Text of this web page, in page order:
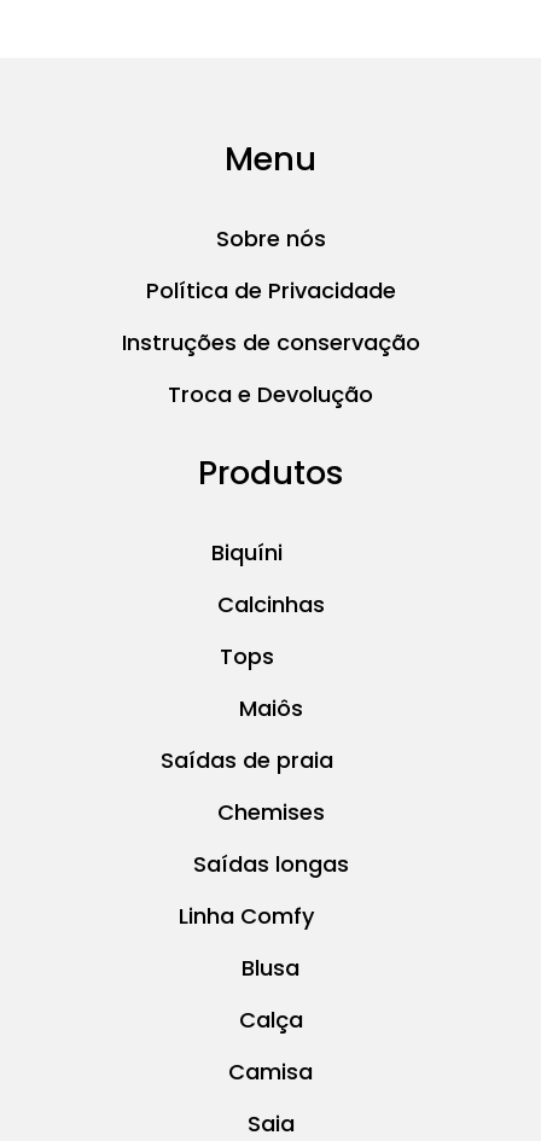
Menu
Sobre nós
Política de Privacidade
Instruções de conservação
Troca e Devolução
Produtos
Biquíni
Calcinhas
Tops
Maiôs
Saídas de praia
Chemises
Saídas longas
Linha Comfy
Blusa
Calça
Camisa
Saia